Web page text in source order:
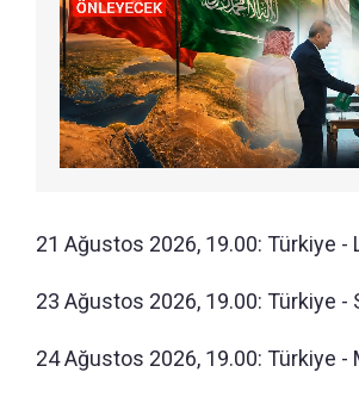
21 Ağustos 2026, 19.00: Türkiye -
23 Ağustos 2026, 19.00: Türkiye -
24 Ağustos 2026, 19.00: Türkiye -